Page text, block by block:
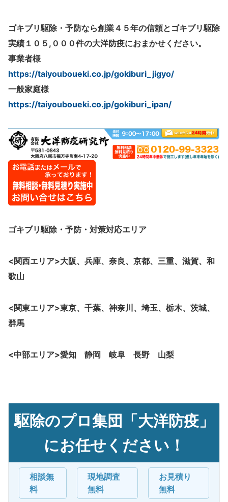
ゴキブリ駆除・予防なら創業４５年の信頼とゴキブリ駆除
実績１０５,０００件の大洋防疫におまかせください。
事業者様
https://taiyouboueki.co.jp/gokiburi_jigyo/
一般家庭様
https://taiyouboueki.co.jp/gokiburi_ipan/
ゴキブリ駆除・予防・対策対応エリア
<関西エリア>大阪、 兵庫、奈良、京都、三重、滋賀、和
歌山
<関東エリア>東京、千葉、神奈川、埼玉、栃木、茨城、
群馬
<中部エリア>愛知 静岡 岐阜 長野 山梨
駆除のプロ集団「大洋防疫」
にお任せください！
相談無
料
現地調査
無料
お見積り
無料